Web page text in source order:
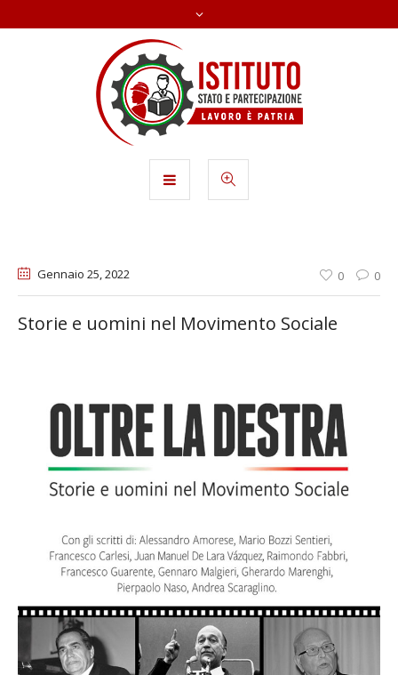
Gennaio 25, 2022 0 0
Storie e uomini nel Movimento Sociale